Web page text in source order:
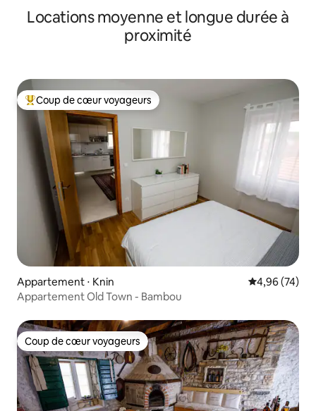
Locations moyenne et longue durée à
proximité
Coups de cœur voyageurs les plus appréciés
Coup de cœur voyageurs
Appartement ⋅ Knin Évaluation
4,96 (74)
Appartement Old Town - Bambou
Coup de cœur voyageurs
Coup de cœur voyageurs